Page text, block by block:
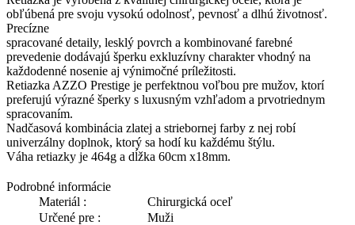
obľúbená pre svoju vysokú odolnosť, pevnosť a dlhú životnosť.
Precízne
spracované detaily, lesklý povrch a kombinované farebné
prevedenie dodávajú šperku exkluzívny charakter vhodný na
každodenné nosenie aj výnimočné príležitosti.
Retiazka AZZO Prestige je perfektnou voľbou pre mužov, ktorí
preferujú výrazné šperky s luxusným vzhľadom a prvotriednym
spracovaním.
Nadčasová kombinácia zlatej a striebornej farby z nej robí
univerzálny doplnok, ktorý sa hodí ku každému štýlu.
Váha retiazky je 464g a dĺžka 60cm x18mm.
Podrobné informácie
Materiál :
Chirurgická oceľ
Určené pre :
Muži